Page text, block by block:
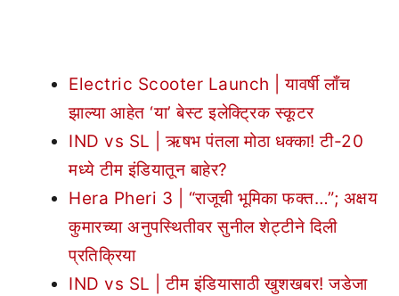
Electric Scooter Launch | यावर्षी लाँच
झाल्या आहेत ‘या’ बेस्ट इलेक्ट्रिक स्कूटर
IND vs SL | ऋषभ पंतला मोठा धक्का! टी-20
मध्ये टीम इंडियातून बाहेर?
Hera Pheri 3 | “राजूची भूमिका फक्त…”; अक्षय
कुमारच्या अनुपस्थितीवर सुनील शेट्टीने दिली
प्रतिक्रिया
IND vs SL | टीम इंडियासाठी खुशखबर! जडेजा